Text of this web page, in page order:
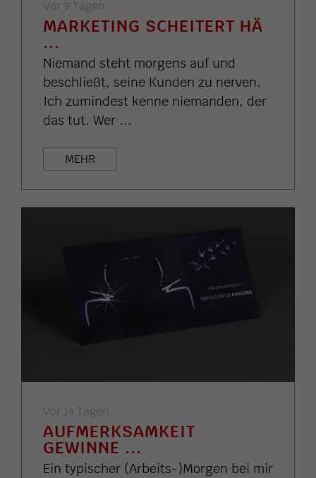
Vor 9 Tagen
MARKETING SCHEITERT HÄ
...
Niemand steht morgens auf und
beschließt, seine Kunden zu nerven.
Ich zumindest kenne niemanden, der
das tut. Wer ...
MEHR
Vor 14 Tagen
AUFMERKSAMKEIT
GEWINNE ...
Ein typischer (Arbeits-)Morgen bei mir